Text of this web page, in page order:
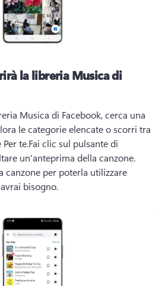
la libreria Musica di
Musica di Facebook, cerca una
le categorie elencate o scorri tra
te.Fai clic sul pulsante di
canzone per poterla utilizzare
bisogno.